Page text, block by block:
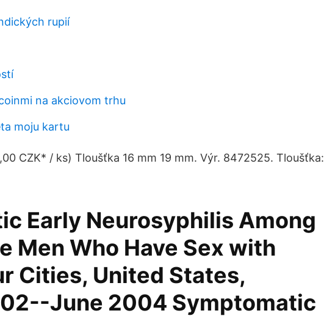
rupií
na akciovom trhu
moju kartu
CZK* / ks) Tloušťka 16 mm 19 mm. Výr. 8472525. Tloušťka:
Early Neurosyphilis Among
Men Who Have Sex with
Cities, United States,
June 2004 Symptomatic